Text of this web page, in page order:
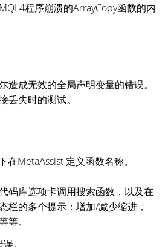
程序崩溃的ArrayCopy函数的内
造成无效的全局声明变量的错误。
丢失时的测试。
在MetaAssist 定义函数名称。
码库选项卡调用搜索函数，以及在
栏的多个提示：增加/减少缩进，
等。
。